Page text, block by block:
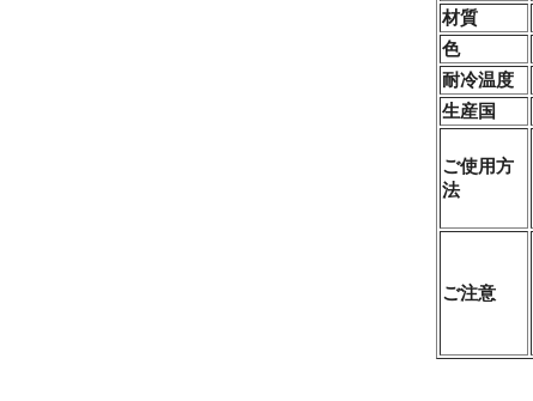
材質
色
耐冷温度
生産国
ご使用方
法
ご注意